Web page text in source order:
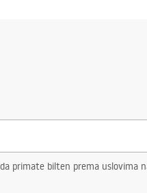
primate bilten prema uslovima